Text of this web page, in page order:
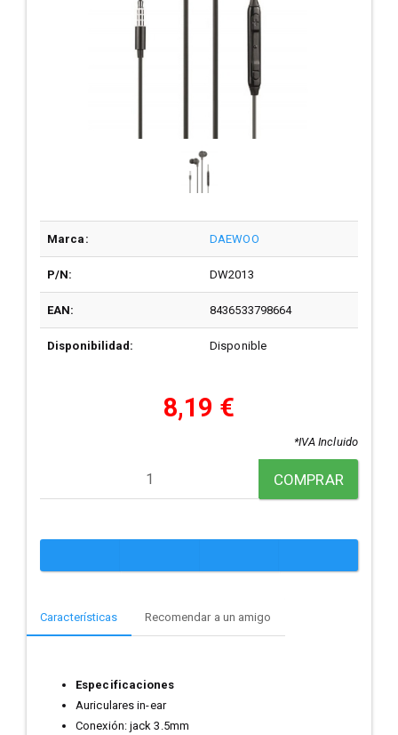
Marca: DAEWOO
P/N: DW2013
EAN: 8436533798664
Disponibilidad: Disponible
8,19 €
*IVA Incluido
COMPRAR
Características Recomendar a un amigo
Especificaciones
Auriculares in-ear
Conexión: jack 3.5mm